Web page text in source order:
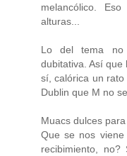
melancólico.
alturas...
Lo del tema no
dubitativa. Así
sí, calórica un
Dublin que M no
Muacs dulces
Que se nos
recibimiento,